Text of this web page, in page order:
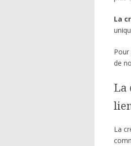
La
Pour
de
La
La